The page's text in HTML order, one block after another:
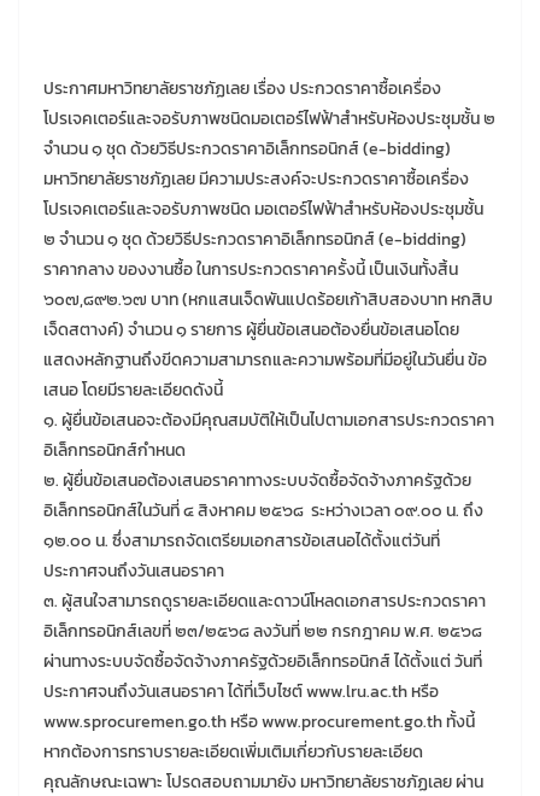
ประกาศมหาวิทยาลัยราชภัฏเลย เรื่อง ประกวดราคาซื้อเครื่อง
โปรเจคเตอร์และจอรับภาพชนิดมอเตอร์ไฟฟ้าสำหรับห้องประชุมชั้น ๒
จำนวน ๑ ชุด ด้วยวิธีประกวดราคาอิเล็กทรอนิกส์ (e-bidding)
มหาวิทยาลัยราชภัฏเลย มีความประสงค์จะประกวดราคาซื้อเครื่อง
โปรเจคเตอร์และจอรับภาพชนิด มอเตอร์ไฟฟ้าสำหรับห้องประชุมชั้น
๒ จำนวน ๑ ชุด ด้วยวิธีประกวดราคาอิเล็กทรอนิกส์ (e-bidding)
ราคากลาง ของงานซื้อ ในการประกวดราคาครั้งนี้ เป็นเงินทั้งสิ้น
๖๐๗,๘๙๒.๖๗ บาท (หกแสนเจ็ดพันแปดร้อยเก้าสิบสองบาท หกสิบ
เจ็ดสตางค์) จำนวน ๑ รายการ ผู้ยื่นข้อเสนอต้องยื่นข้อเสนอโดย
แสดงหลักฐานถึงขีดความสามารถและความพร้อมที่มีอยู่ในวันยื่น ข้อ
เสนอ โดยมีรายละเอียดดังนี้
๑. ผู้ยื่นข้อเสนอจะต้องมีคุณสมบัติให้เป็นไปตามเอกสารประกวดราคา
อิเล็กทรอนิกส์กำหนด
๒. ผู้ยื่นข้อเสนอต้องเสนอราคาทางระบบจัดซื้อจัดจ้างภาครัฐด้วย
อิเล็กทรอนิกส์ในวันที่ ๔ สิงหาคม ๒๕๖๘ ระหว่างเวลา ๐๙.๐๐ น. ถึง
๑๒.๐๐ น. ซึ่งสามารถจัดเตรียมเอกสารข้อเสนอได้ตั้งแต่วันที่
ประกาศจนถึงวันเสนอราคา
๓. ผู้สนใจสามารถดูรายละเอียดและดาวน์โหลดเอกสารประกวดราคา
อิเล็กทรอนิกส์เลขที่ ๒๓/๒๕๖๘ ลงวันที่ ๒๒ กรกฎาคม พ.ศ. ๒๕๖๘
ผ่านทางระบบจัดซื้อจัดจ้างภาครัฐด้วยอิเล็กทรอนิกส์ ได้ตั้งแต่ วันที่
ประกาศจนถึงวันเสนอราคา ได้ที่เว็บไซต์ www.lru.ac.th หรือ
www.sprocuremen.go.th หรือ www.procurement.go.th ทั้งนี้
หากต้องการทราบรายละเอียดเพิ่มเติมเกี่ยวกับรายละเอียด
คุณลักษณะเฉพาะ โปรดสอบถามมายัง มหาวิทยาลัยราชภัฏเลย ผ่าน